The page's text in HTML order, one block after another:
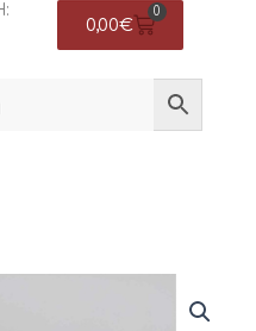
0,00€
0